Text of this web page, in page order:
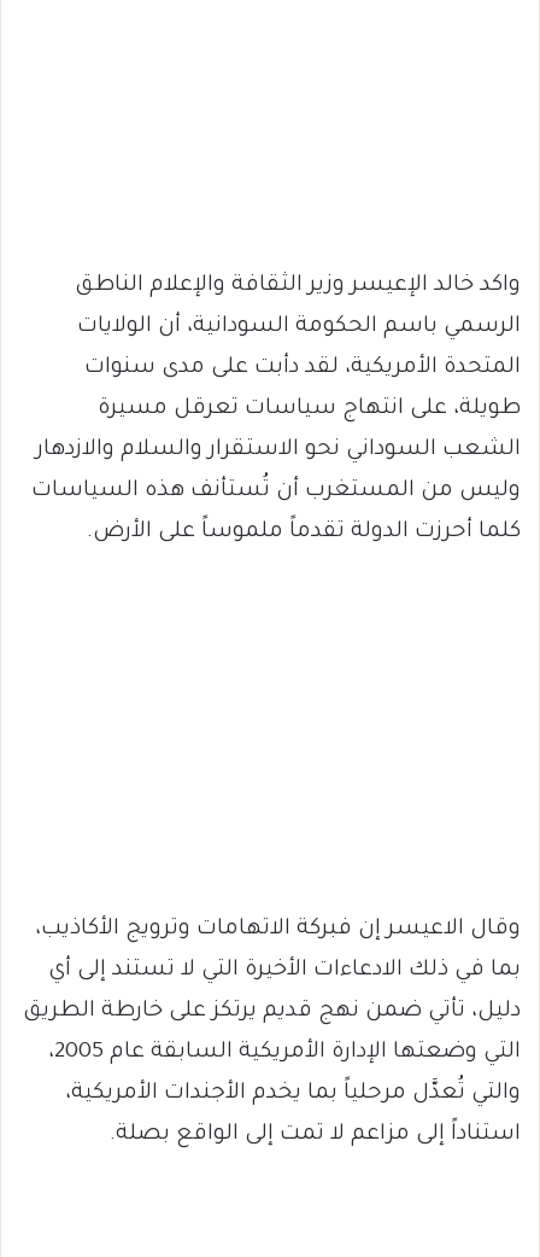
واكد خالد الإعيسر ‏وزير الثقافة والإعلام ‏الناطق
الرسمي باسم الحكومة السودانية، ‏أن الولايات
المتحدة الأمريكية، لقد دأبت على مدى سنوات
طويلة، على انتهاج سياسات تعرقل مسيرة
الشعب السوداني نحو الاستقرار والسلام والازدهار
وليس من المستغرب أن تُستأنف هذه السياسات
كلما أحرزت الدولة تقدماً ملموساً على الأرض.
وقال الاعيسر ‏إن فبركة الاتهامات وترويج الأكاذيب،
بما في ذلك الادعاءات الأخيرة التي لا تستند إلى أي
دليل، تأتي ضمن نهج قديم يرتكز على خارطة الطريق
التي وضعتها الإدارة الأمريكية السابقة عام 2005،
والتي تُعدَّل مرحلياً بما يخدم الأجندات الأمريكية،
استناداً إلى مزاعم لا تمت إلى الواقع بصلة.